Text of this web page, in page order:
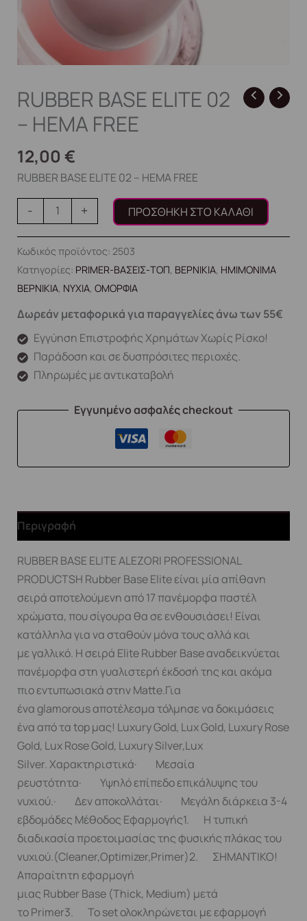
RUBBER BASE ELITE 02
– HEMA FREE
12,00 €
RUBBER BASE ELITE 02 – HEMA FREE
- + ΠΡΟΣΘΉΚΗ ΣΤΟ ΚΑΛΆΘΙ
Κωδικός προϊόντος: 2503
Κατηγορίες: PRIMER-ΒΑΣΕΙΣ-ΤΟΠ, ΒΕΡΝΙΚΙΑ, ΗΜΙΜΟΝΙΜΑ
ΒΕΡΝΙΚΙΑ, ΝΥΧΙΑ, ΟΜΟΡΦΙΑ
Δωρεάν μεταφορικά για παραγγελίες άνω των 55€
Εγγύηση Επιστροφής Χρημάτων Χωρίς Ρίσκο!
Παράδοση και σε δυσπρόσιτες περιοχές.
Πληρωμές με αντικαταβολή
Εγγυημένο ασφαλές checkout
Περιγραφή
RUBBER BASE ELITE ALEZORI PROFESSIONAL
PRODUCTSΗ Rubber Base Elite είναι μία απίθανη
σειρά αποτελούμενη από 17 πανέμορφα παστέλ
χρώματα, που σίγουρα θα σε ενθουσιάσει! Είναι
κατάλληλα για να σταθούν μόνα τους αλλά και
με γαλλικό. Η σειρά Elite Rubber Base αναδεικνύεται
πανέμορφα στη γυαλιστερή έκδοσή της και ακόμα
πιο εντυπωσιακά στην Matte.Για
ένα glamorous αποτέλεσμα τόλμησε να δοκιμάσεις
ένα από τα top μας! Luxury Gold, Lux Gold, Luxury Rose
Gold, Lux Rose Gold, Luxury Silver,Lux
Silver. Χαρακτηριστικά· Μεσαία
ρευστότητα· Υψηλό επίπεδο επικάλυψης του
νυχιού.· Δεν αποκολλάται· Μεγάλη διάρκεια 3-4
εβδομάδες Μέθοδος Εφαρμογής1. Η τυπική
διαδικασία προετοιμασίας της φυσικής πλάκας του
νυχιού.(Cleaner,Optimizer,Primer)2. ΣΗΜΑΝΤΙΚΟ!
Απαραίτητη εφαρμογή
μιας Rubber Base (Thick, Medium) μετά
το Primer3. Το set ολοκληρώνεται με εφαρμογή